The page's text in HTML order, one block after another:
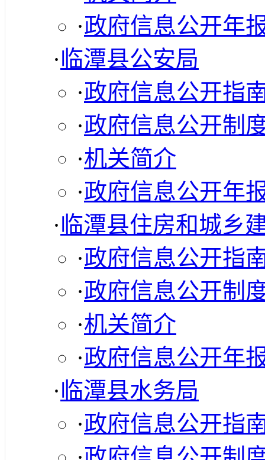
·政府信息公开年
·临潭县公安局
·政府信息公开指
·政府信息公开制
·机关简介
·政府信息公开年
·临潭县住房和城乡
·政府信息公开指
·政府信息公开制
·机关简介
·政府信息公开年
·临潭县水务局
·政府信息公开指